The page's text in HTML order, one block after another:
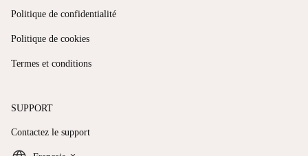
Politique de confidentialité
Politique de cookies
Termes et conditions
SUPPORT
Contactez le support